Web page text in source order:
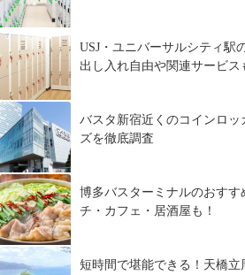
USJ・ユニバーサルシティ駅
出し入れ自由や関連サービス
バスタ新宿近くのコインロッ
ズを徹底調査
博多バスターミナルのおすす
チ・カフェ・居酒屋も！
短時間で堪能できる！天橋